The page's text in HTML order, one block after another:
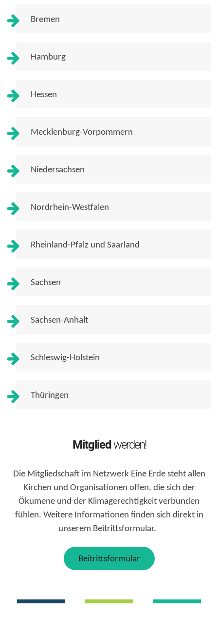
Bremen
Hamburg
Hessen
Mecklenburg-Vorpommern
Niedersachsen
Nordrhein-Westfalen
Rheinland-Pfalz und Saarland
Sachsen
Sachsen-Anhalt
Schleswig-Holstein
Thüringen
Mitglied werden!
Die Mitgliedschaft im Netzwerk Eine Erde steht allen
Kirchen und Organisationen offen, die sich der
Ökumene und der Klimagerechtigkeit verbunden
fühlen. Weitere Informationen finden sich direkt in
unserem Beitrittsformular.
Beitrittsformular